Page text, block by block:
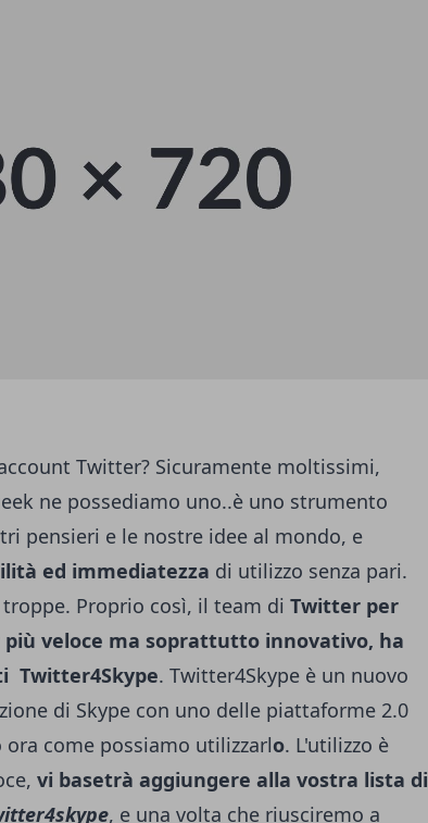
Twitter? Sicuramente moltissimi,
ne possediamo uno..è uno strumento
pensieri e le nostre idee al mondo, e
ed immediatezza di utilizzo senza pari.
Proprio così, il team di Twitter per
veloce ma soprattutto innovativo, ha
Twitter4Skype. Twitter4Skype è un nuovo
di Skype con uno delle piattaforme 2.0
come possiamo utilizzarlo. L'utilizzo è
vi basetrà aggiungere alla vostra lista di
, e una volta che riusciremo a